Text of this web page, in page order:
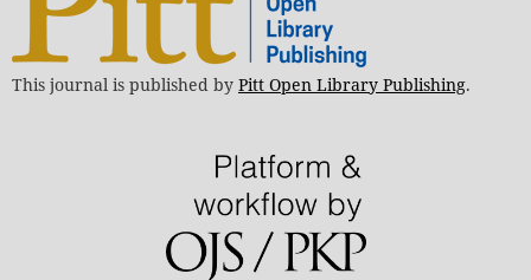
This journal is published by Pitt Open Library Publishing.